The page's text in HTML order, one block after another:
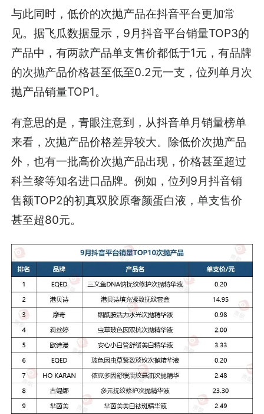
与此同时，低价的次抛产品在抖音平台更加常
见。据飞瓜数据显示，9月抖音平台销量TOP3的
产品中，有两款产品单支售价都低于1元，有品牌
的次抛产品价格甚至低至0.2元一支，位列单月次
抛产品销量TOP1。
有意思的是，青眼注意到，从抖音单月销量榜单
来看，次抛产品价格差异较大。除低价次抛产品
外，也有一批高价次抛产品出现，价格甚至超过
科兰黎等知名进口品牌。例如，位列9月抖音销
售额TOP2的初真双胶原奢颜蛋白液，单支售价
甚至超80元。